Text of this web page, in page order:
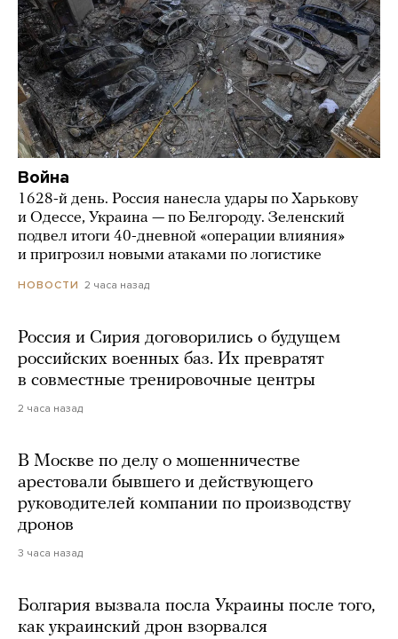
Война
1628-й день. Россия нанесла удары по Харькову
и Одессе, Украина — по Белгороду. Зеленский
подвел итоги 40-дневной «операции влияния»
и пригрозил новыми атаками по логистике
НОВОСТИ 2 часа назад
Россия и Сирия договорились о будущем
российских военных баз. Их превратят
в совместные тренировочные центры
2 часа назад
В Москве по делу о мошенничестве
арестовали бывшего и действующего
руководителей компании по производству
дронов
3 часа назад
Болгария вызвала посла Украины после того,
как украинский дрон взорвался